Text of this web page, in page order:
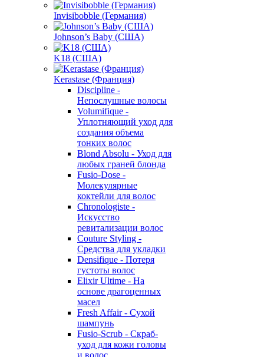
Invisibobble (Германия)
Johnson’s Baby (США)
K18 (США)
Kerastase (Франция)
Discipline -
Непослушные волосы
Volumifique -
Уплотняющий уход для
создания объема
тонких волос
Blond Absolu - Уход для
любых граней блонда
Fusio-Dose -
Молекулярные
коктейли для волос
Chronologiste -
Искусство
ревитализации волос
Couture Styling -
Средства для укладки
Densifique - Потеря
густоты волос
Elixir Ultime - На
основе драгоценных
масел
Fresh Affair - Сухой
шампунь
Fusio-Scrub - Скраб-
уход для кожи головы
и волос